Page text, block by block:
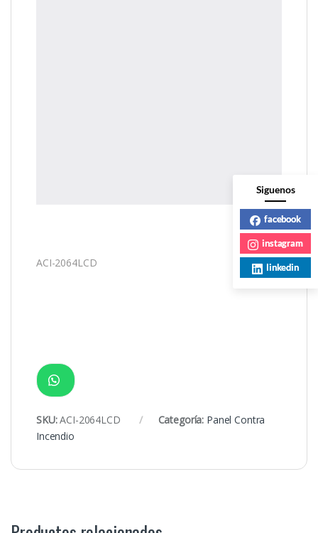
ACI-2064LCD
SKU:ACI-2064LCD Categoría: Panel Contra
Incendio
Siguenos
facebook
instagram
linkedin